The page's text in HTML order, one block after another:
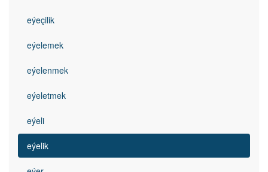
eýeçilik
eýelemek
eýelenmek
eýeletmek
eýeli
eýelik